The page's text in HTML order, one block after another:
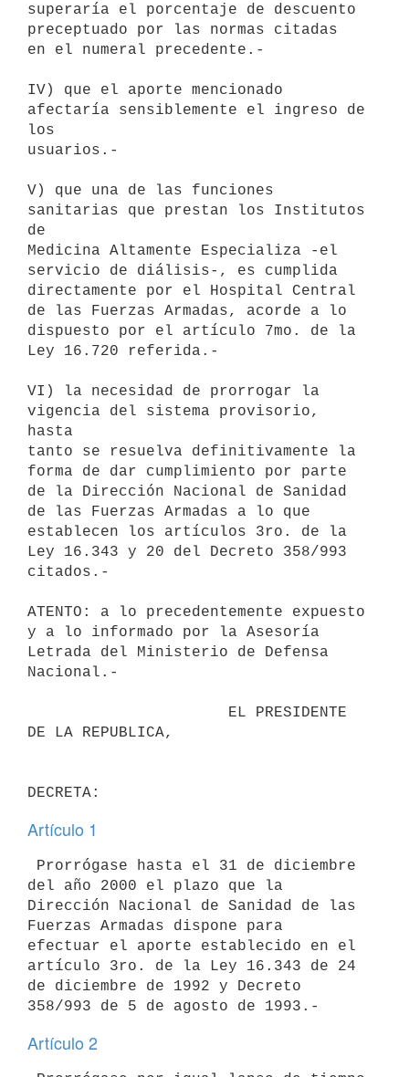
superaría el porcentaje de descuento
preceptuado por las normas citadas
en el numeral precedente.-
IV) que el aporte mencionado
afectaría sensiblemente el ingreso de
los
usuarios.-
V) que una de las funciones
sanitarias que prestan los Institutos
de
Medicina Altamente Especializa -el
servicio de diálisis-, es cumplida
directamente por el Hospital Central
de las Fuerzas Armadas, acorde a lo
dispuesto por el artículo 7mo. de la
Ley 16.720 referida.-
VI) la necesidad de prorrogar la
vigencia del sistema provisorio,
hasta
tanto se resuelva definitivamente la
forma de dar cumplimiento por parte
de la Dirección Nacional de Sanidad
de las Fuerzas Armadas a lo que
establecen los artículos 3ro. de la
Ley 16.343 y 20 del Decreto 358/993
citados.-
ATENTO: a lo precedentemente expuesto
y a lo informado por la Asesoría
Letrada del Ministerio de Defensa
Nacional.-
DE LA REPUBLICA,
Artículo 1
del año 2000 el plazo que la
Dirección Nacional de Sanidad de las
Fuerzas Armadas dispone para
efectuar el aporte establecido en el
artículo 3ro. de la Ley 16.343 de 24
de diciembre de 1992 y Decreto
Artículo 2